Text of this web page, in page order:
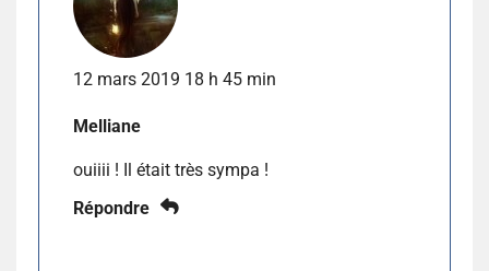
12 mars 2019 18 h 45 min
Melliane
ouiiii ! Il était très sympa !
Répondre